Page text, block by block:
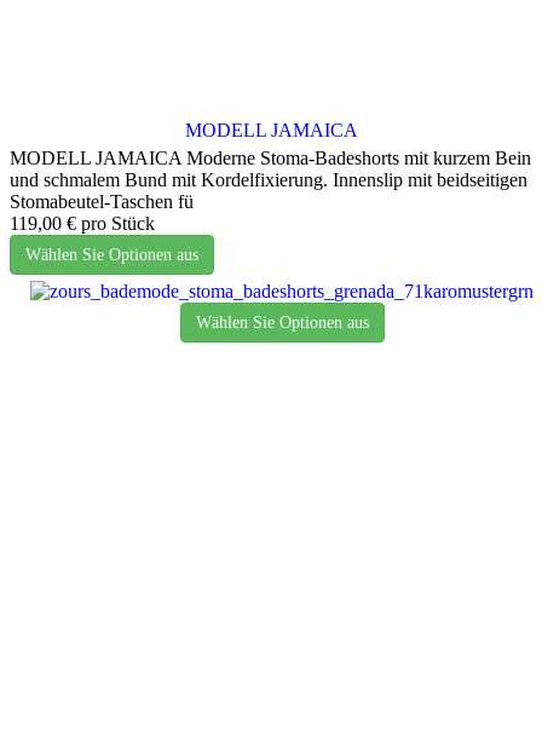
MODELL JAMAICA
MODELL JAMAICA Moderne Stoma-Badeshorts mit kurzem Bein
und schmalem Bund mit Kordelfixierung. Innenslip mit beidseitigen
Stomabeutel-Taschen fü
119,00 € pro Stück
Wählen Sie Optionen aus
Wählen Sie Optionen aus